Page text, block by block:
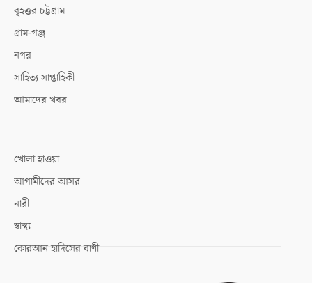
বৃহত্তর চট্টগ্রাম
গ্রাম-গঞ্জ
নগর
সাহিত্য সাপ্তাহিকী
আমাদের খবর
খোলা হাওয়া
আগামীদের আসর
নারী
স্বাস্থ্য
কোরআন হাদিসের বাণী